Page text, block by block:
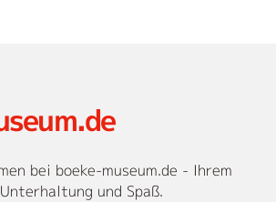
bei boeke-museum.de - Ihrem
und Spaß.